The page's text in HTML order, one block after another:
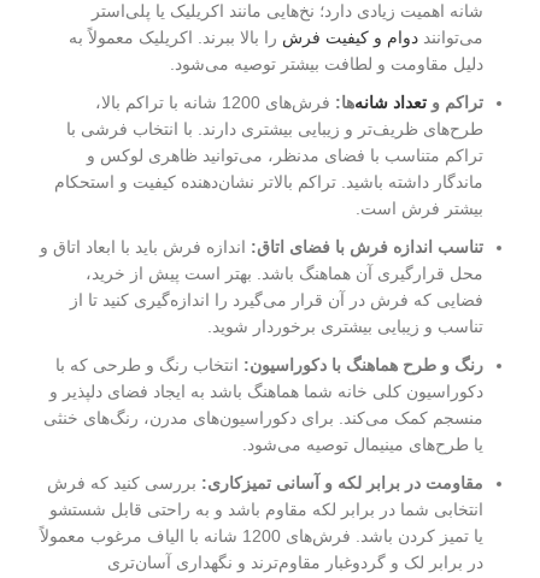
شانه اهمیت زیادی دارد؛ نخ‌هایی مانند اکریلیک یا پلی‌استر
می‌توانند دوام و کیفیت فرش را بالا ببرند. اکریلیک معمولاً به
دلیل مقاومت و لطافت بیشتر توصیه می‌شود.
تراکم و تعداد شانه‌ها:
فرش‌های 1200 شانه با تراکم بالا،
طرح‌های ظریف‌تر و زیبایی بیشتری دارند. با انتخاب فرشی با
تراکم متناسب با فضای مدنظر، می‌توانید ظاهری لوکس و
ماندگار داشته باشید. تراکم بالاتر نشان‌دهنده کیفیت و استحکام
بیشتر فرش است.
تناسب اندازه فرش با فضای اتاق: اندازه فرش باید با ابعاد اتاق و
محل قرارگیری آن هماهنگ باشد. بهتر است پیش از خرید،
فضایی که فرش در آن قرار می‌گیرد را اندازه‌گیری کنید تا از
تناسب و زیبایی بیشتری برخوردار شوید.
رنگ و طرح هماهنگ با دکوراسیون: انتخاب رنگ و طرحی که با
دکوراسیون کلی خانه شما هماهنگ باشد به ایجاد فضای دلپذیر و
منسجم کمک می‌کند. برای دکوراسیون‌های مدرن، رنگ‌های خنثی
یا طرح‌های مینیمال توصیه می‌شود.
مقاومت در برابر لکه و آسانی تمیزکاری: بررسی کنید که فرش
انتخابی شما در برابر لکه مقاوم باشد و به راحتی قابل شستشو
یا تمیز کردن باشد. فرش‌های 1200 شانه با الیاف مرغوب معمولاً
در برابر لک و گردوغبار مقاوم‌ترند و نگهداری آسان‌تری